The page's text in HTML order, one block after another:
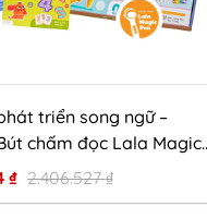
triển song ngữ –
chấm đọc Lala Magic
gấp Plus Lala Magnet
₫ 2.406.527₫